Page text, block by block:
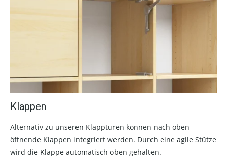
Klappen
Alternativ zu unseren Klapptüren können nach oben
öffnende Klappen integriert werden. Durch eine agile Stütze
wird die Klappe automatisch oben gehalten.